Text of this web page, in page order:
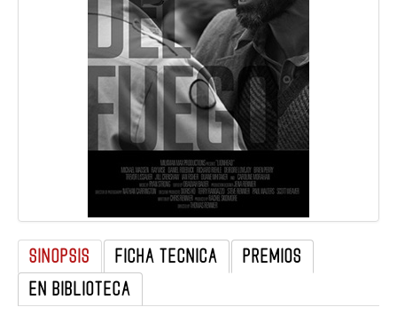
SINOPSIS FICHA TECNICA
PREMIOS
EN BIBLIOTECA